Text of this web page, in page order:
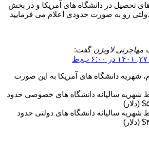
تحصیل در دانشگاه های آمریکا و در بخش
رو به صورت حدودی اعلام می فرمایید
لاویژن گفت:
شهریه دانشگاه های آمریکا به این صورت
شهریه سالیانه دانشگاه های خصوصی حدود
شهریه سالیانه دانشگاه های دولتی حدود